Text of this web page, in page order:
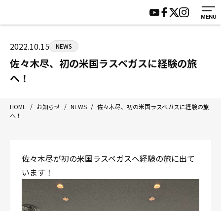
MENU
〒192-0072 東京都八王子市南町3-8 第2原嶋ビル1F
Tel/Fax：042-622-7222
HOME
ジムについて
トレーニング
入会案内
施設紹介
会員様の声
サポーター募集
2022.10.15 NEWS
佐々木尽、初の米国ラスベガスに経験の旅
へ！
HOME / お知らせ / NEWS / 佐々木尽、初の米国ラスベガスに経験の旅
へ！
佐々木尽が初の米国ラスベガスへ経験の旅に出て
います！